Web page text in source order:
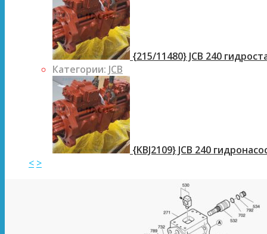
{215/11480} JCB 240
Категории: JCB
{KBJ2109} JCB 240
< >